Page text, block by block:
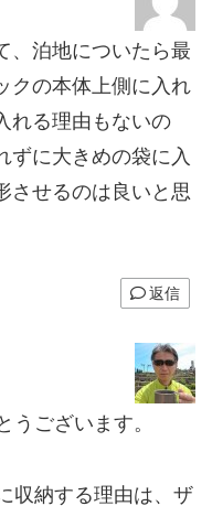
、泊地についたら最
クの本体上側に入れ
れる理由もないの
ずに大きめの袋に入
させるのは良いと思
返信
うございます。
収納する理由は、ザ